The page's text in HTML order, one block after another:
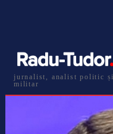
jurnalist, analist politic și
militar